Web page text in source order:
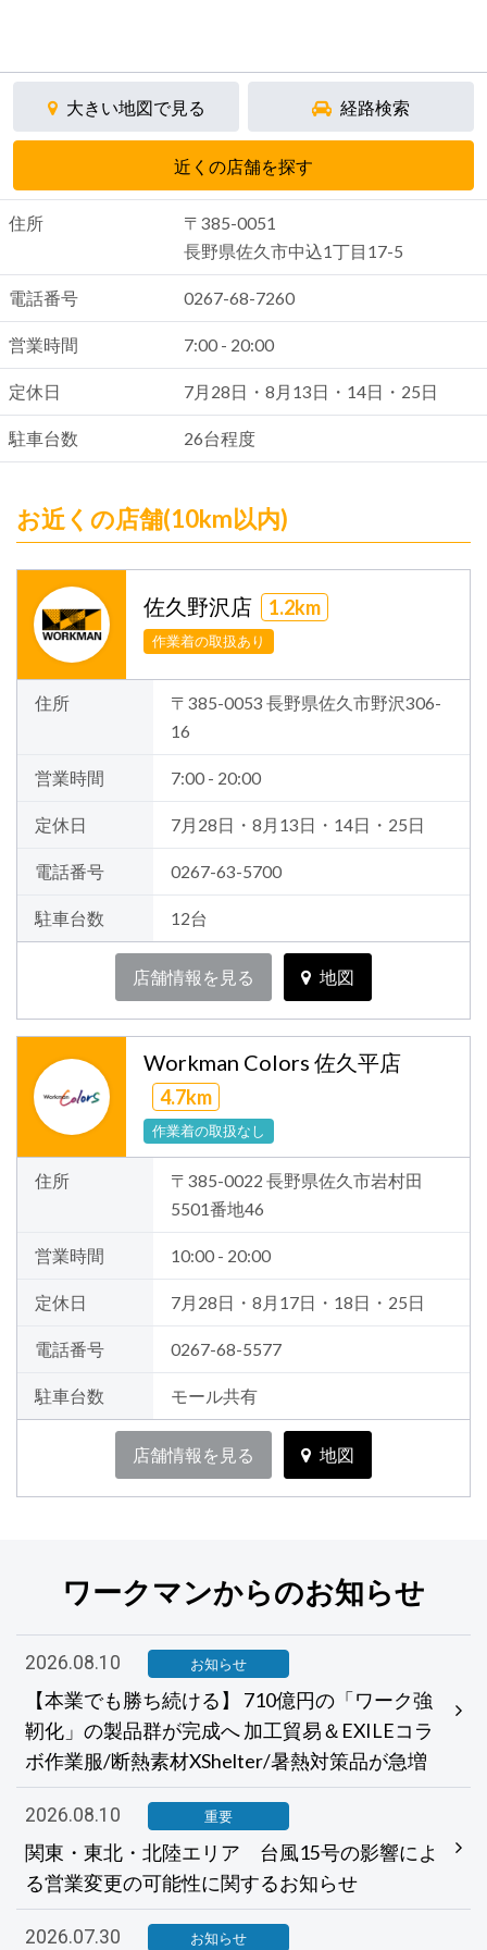
大きい地図で見る 経路検索
近くの店舗を探す
住所
〒385-0051
長野県佐久市中込1丁目17-5
電話番号 0267-68-7260
営業時間 7:00 - 20:00
定休日 7月28日・8月13日・14日・25日
駐車台数 26台程度
お近くの店舗(10km以内)
佐久野沢店 1.2km
作業着の取扱あり
住所
〒385-0053 長野県佐久市野沢306-
16
営業時間 7:00 - 20:00
定休日 7月28日・8月13日・14日・25日
電話番号 0267-63-5700
駐車台数 12台
店舗情報を見る 地図
Workman Colors 佐久平店
4.7km
作業着の取扱なし
住所
〒385-0022 長野県佐久市岩村田
5501番地46
営業時間 10:00 - 20:00
定休日 7月28日・8月17日・18日・25日
電話番号 0267-68-5577
駐車台数 モール共有
店舗情報を見る 地図
ワークマンからのお知らせ
2026.08.10 お知らせ
【本業でも勝ち続ける】 710億円の「ワーク強
靭化」の製品群が完成へ 加工貿易＆EXILEコラ
ボ作業服/断熱素材XShelter/暑熱対策品が急増
2026.08.10 重要
関東・東北・北陸エリア 台風15号の影響によ
る営業変更の可能性に関するお知らせ
2026.07.30 お知らせ